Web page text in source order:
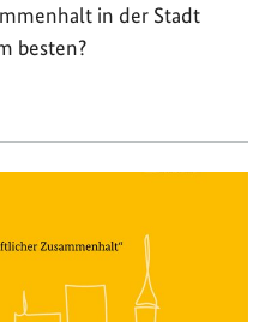
in der Stadt
besten?